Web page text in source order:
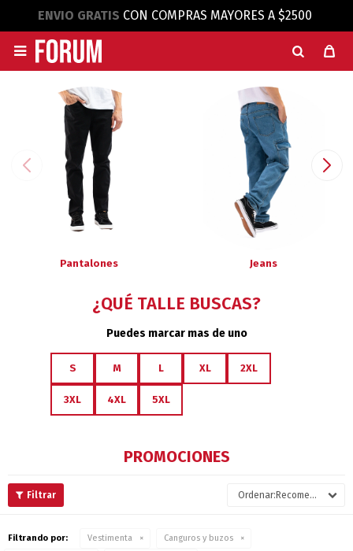
ENVIO GRATIS CON COMPRAS MAYORES A $2500

Pantalones Jeans
¿QUÉ TALLE BUSCAS?
Puedes marcar mas de uno
S M L XL 2XL
3XL 4XL 5XL
PROMOCIONES
Recomendados
Filtrando por: Vestimenta
Canguros y buzos